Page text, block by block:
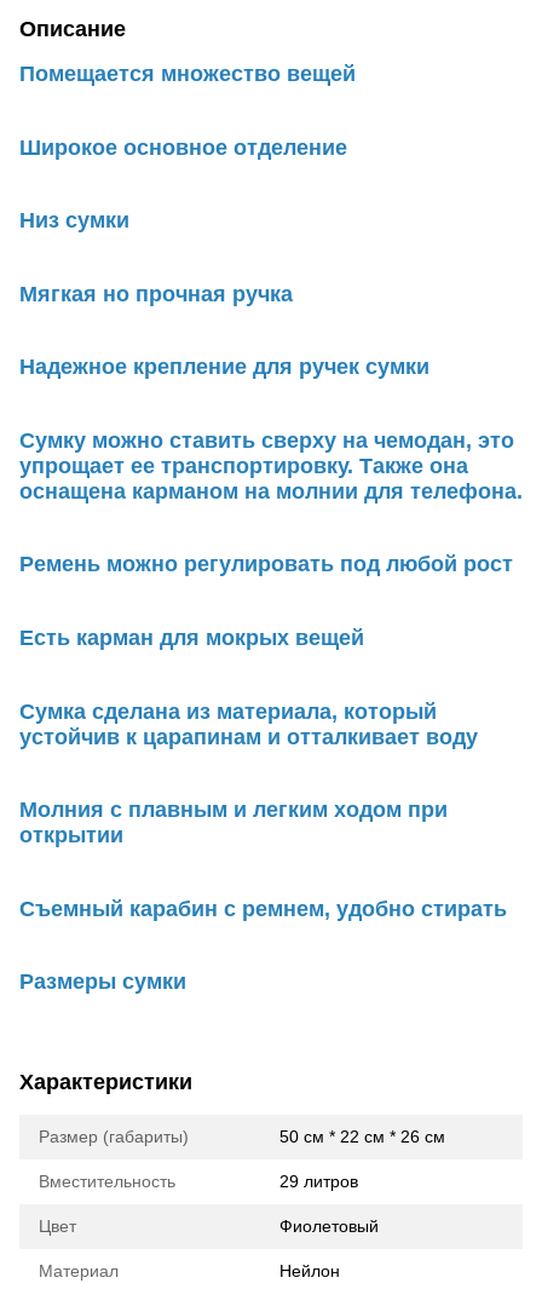
Описание
Помещается множество вещей
Широкое основное отделение
Низ сумки
Мягкая но прочная ручка
Надежное крепление для ручек сумки
Сумку можно ставить сверху на чемодан, это
упрощает ее транспортировку. Также она
оснащена карманом на молнии для телефона.
Ремень можно регулировать под любой рост
Есть карман для мокрых вещей
Сумка сделана из материала, который
устойчив к царапинам и отталкивает воду
Молния с плавным и легким ходом при
открытии
Съемный карабин с ремнем, удобно стирать
Размеры сумки
Характеристики
Размер (габариты) 50 см * 22 см * 26 см
Вместительность 29 литров
Цвет Фиолетовый
Материал Нейлон